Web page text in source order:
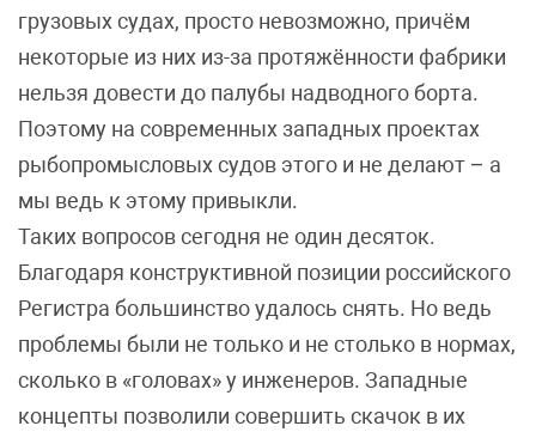
грузовых судах, просто невозможно, причём
некоторые из них из-за протяжённости фабрики
нельзя довести до палубы надводного борта.
Поэтому на современных западных проектах
рыбопромысловых судов этого и не делают – а
мы ведь к этому привыкли.
Таких вопросов сегодня не один десяток.
Благодаря конструктивной позиции российского
Регистра большинство удалось снять. Но ведь
проблемы были не только и не столько в нормах,
сколько в «головах» у инженеров. Западные
концепты позволили совершить скачок в их